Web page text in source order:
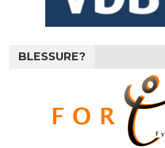
BLESSURE?